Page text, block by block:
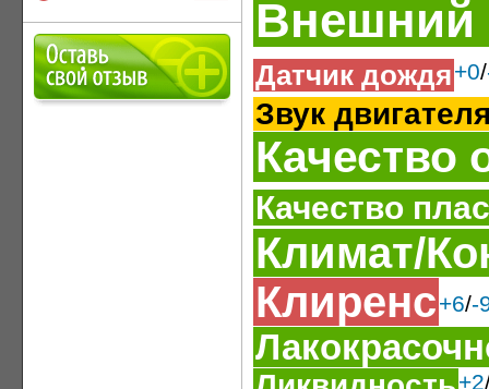
Внешний
Датчик дождя+0/
Звук
Качество
Качество
Климат/
Клиренс+6/-
+2